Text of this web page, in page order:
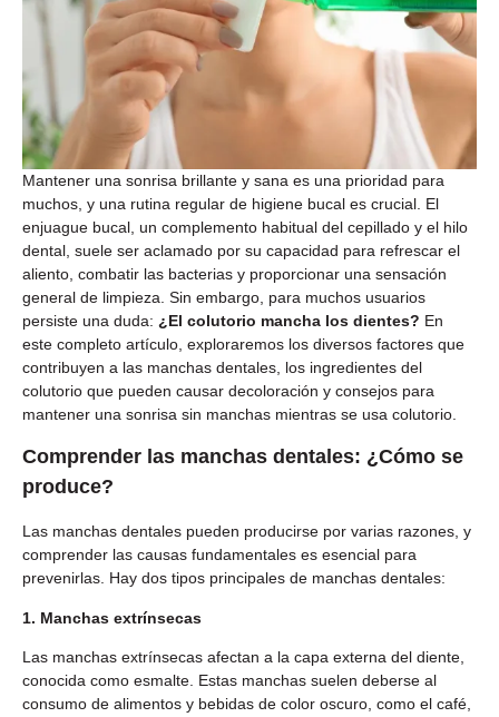
Mantener una sonrisa brillante y sana es una prioridad para
muchos, y una rutina regular de higiene bucal es crucial. El
enjuague bucal, un complemento habitual del cepillado y el hilo
dental, suele ser aclamado por su capacidad para refrescar el
aliento, combatir las bacterias y proporcionar una sensación
general de limpieza. Sin embargo, para muchos usuarios
persiste una duda: ¿El colutorio mancha los dientes? En
este completo artículo, exploraremos los diversos factores que
contribuyen a las manchas dentales, los ingredientes del
colutorio que pueden causar decoloración y consejos para
mantener una sonrisa sin manchas mientras se usa colutorio.
Comprender las manchas dentales: ¿Cómo se
produce?
Las manchas dentales pueden producirse por varias razones, y
comprender las causas fundamentales es esencial para
prevenirlas. Hay dos tipos principales de manchas dentales:
1. Manchas extrínsecas
Las manchas extrínsecas afectan a la capa externa del diente,
conocida como esmalte. Estas manchas suelen deberse al
consumo de alimentos y bebidas de color oscuro, como el café,